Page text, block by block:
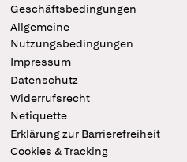
Geschäftsbedingungen
Allgemeine
Nutzungsbedingungen
Impressum
Datenschutz
Widerrufsrecht
Netiquette
Erklärung zur Barrierefreiheit
Cookies & Tracking